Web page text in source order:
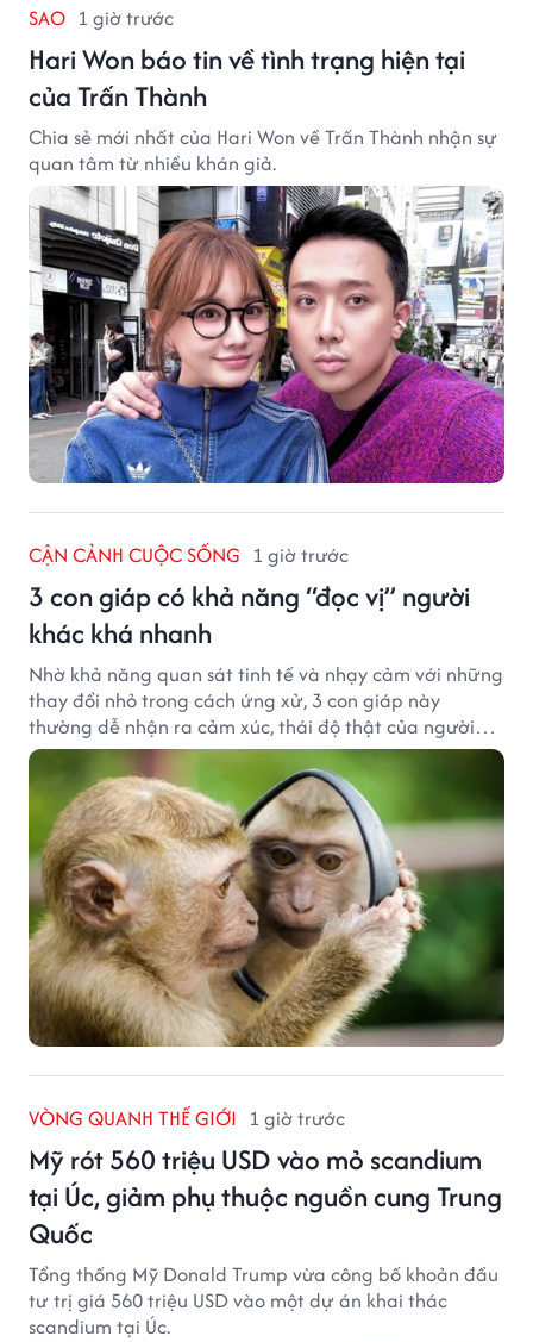
SAO 1 giờ trước
Hari Won báo tin về tình trạng hiện tại
của Trấn Thành
Chia sẻ mới nhất của Hari Won về Trấn Thành nhận sự
quan tâm từ nhiều khán giả.
CẬN CẢNH CUỘC SỐNG 1 giờ trước
3 con giáp có khả năng “đọc vị” người
khác khá nhanh
Nhờ khả năng quan sát tinh tế và nhạy cảm với những
thay đổi nhỏ trong cách ứng xử, 3 con giáp này
thường dễ nhận ra cảm xúc, thái độ thật của người
đối diện.
VÒNG QUANH THẾ GIỚI 1 giờ trước
Mỹ rót 560 triệu USD vào mỏ scandium
tại Úc, giảm phụ thuộc nguồn cung Trung
Quốc
Tổng thống Mỹ Donald Trump vừa công bố khoản đầu
tư trị giá 560 triệu USD vào một dự án khai thác
scandium tại Úc.